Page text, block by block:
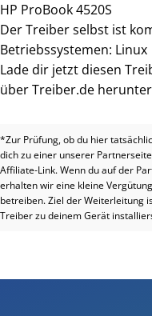
HP ProBook 4520S
Der Treiber selbst ist
Betriebssystemen: Linux
Lade dir jetzt diesen
über Treiber.de
*Zur Prüfung, ob du hier
dich zu einer unserer
Affiliate-Link. Wenn du auf der
erhalten wir eine kleine
betreiben. Ziel der Weiterleitung
Treiber zu deinem Gerät